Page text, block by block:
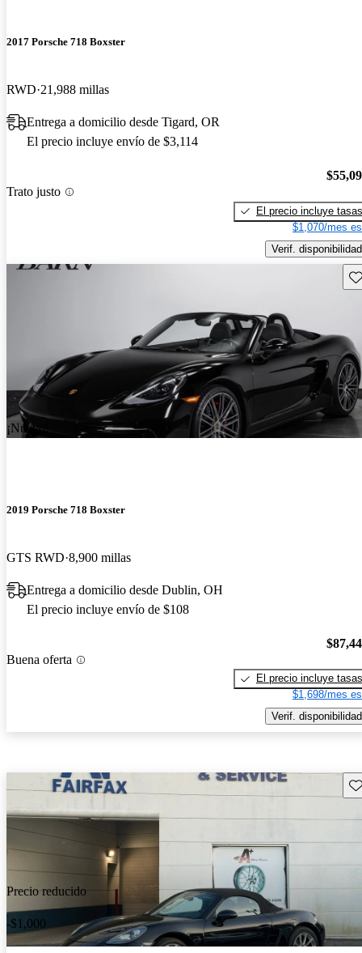
2017 Porsche 718 Boxster
RWD 21,988 millas
Entrega a domicilio desde Tigard, OR
El precio incluye envío de $3,114
Trato justo
El precio incluye tasas
$1,070/mes
Verif. disponibilidad
¡Nuevo!
2019 Porsche 718 Boxster
GTS RWD 8,900 millas
Entrega a domicilio desde Dublin, OH
El precio incluye envío de $108
Buena oferta
El precio incluye tasas
$1,698/mes
Verif. disponibilidad
Precio reducido
-$1,000